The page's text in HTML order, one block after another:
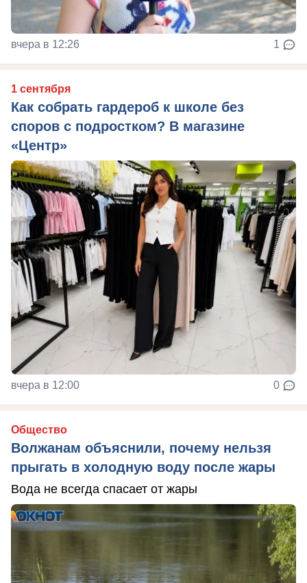
вчера в 12:26 1
1 сентября
Как собрать гардероб к школе без
споров с подростком? В магазине
«Центр»
вчера в 12:00 0
Общество
Волжанам объяснили, почему нельзя
прыгать в холодную воду после жары
Вода не всегда спасает от жары